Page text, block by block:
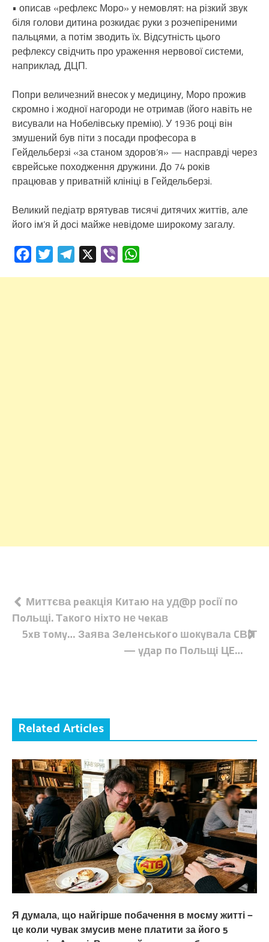
• описав «рефлекс Моро» у немовлят: на різкий звук
біля голови дитина розкидає руки з розчепіреними
пальцями, а потім зводить їх. Відсутність цього
рефлексу свідчить про ураження нервової системи,
наприклад, ДЦП.
Попри величезний внесок у медицину, Моро прожив
скромно і жодної нагороди не отримав (його навіть не
висували на Нобелівську премію). У 1936 році він
змушений був піти з посади професора в
Гейдельберзі «за станом здоров’я» — насправді через
єврейське походження дружини. До 74 років
працював у приватній клініці в Гейдельберзі.
Великий педіатр врятував тисячі дитячих життів, але
його ім’я й досі майже невідоме широкому загалу.
FacebookTwitterTelegram Viber
Навігація
записів
Миттєва peакція Китaю на уд@р рocії по
Пoльщі. Тaкoго ніxто не чeкав
5xв тoмy… Зaявa Зeлeнcькoгo шoкyвaлa CВІТ
— yдap пo Пoльщi ЦE…
Related Articles
Я думала, що найгірше побачення в моєму житті —
це коли чувак змусив мене платити за його 5